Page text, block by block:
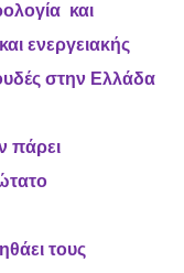
και
ενεργειακής
στην Ελλάδα
πάρει
τους